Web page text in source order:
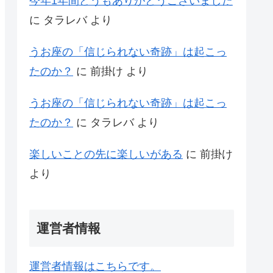
に タラレバより
うお座の「信じられない奇跡」は起こっ
たのか？ に 前掛け より
うお座の「信じられない奇跡」は起こっ
たのか？ に タラレバより
楽しいことの先に楽しいがある に 前掛け
より
運営者情報
運営者情報はこちらです。